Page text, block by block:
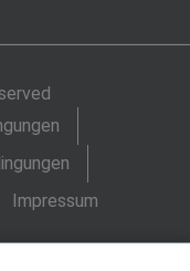
Impressum